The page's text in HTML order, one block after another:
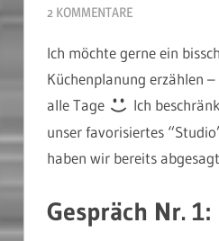
2 KOMMENTARE
Ich möchte gerne ein
Küchenplanung erzählen
alle Tage
Ich
unser favorisiertes
haben wir bereits
Gespräch Nr. 1: